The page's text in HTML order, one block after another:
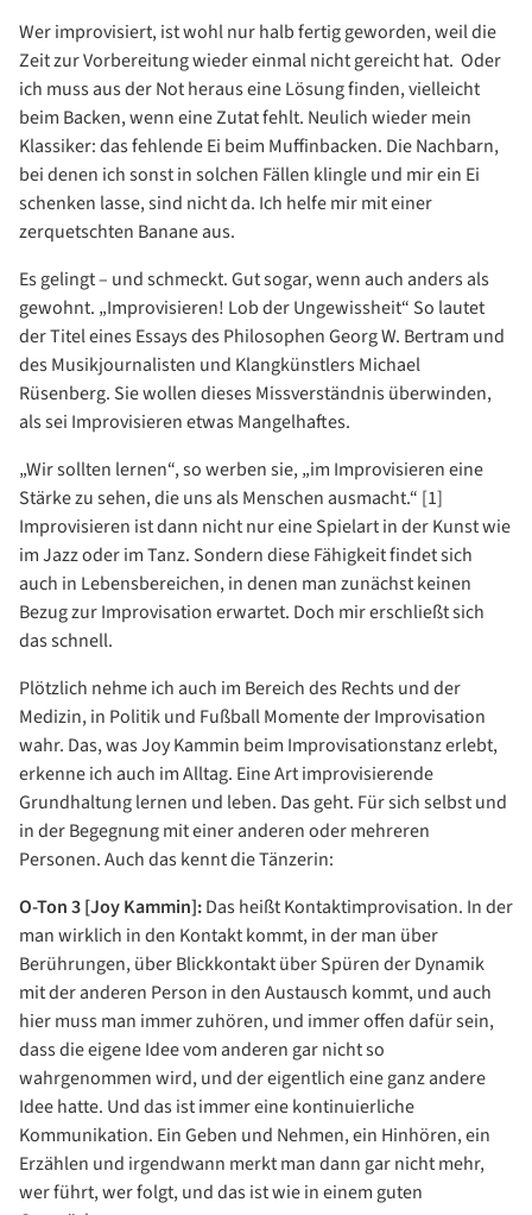
Wer improvisiert, ist wohl nur halb fertig geworden, weil die
Zeit zur Vorbereitung wieder einmal nicht gereicht hat. Oder
ich muss aus der Not heraus eine Lösung finden, vielleicht
beim Backen, wenn eine Zutat fehlt. Neulich wieder mein
Klassiker: das fehlende Ei beim Muffinbacken. Die Nachbarn,
bei denen ich sonst in solchen Fällen klingle und mir ein Ei
schenken lasse, sind nicht da. Ich helfe mir mit einer
zerquetschten Banane aus.
Es gelingt – und schmeckt. Gut sogar, wenn auch anders als
gewohnt. „Improvisieren! Lob der Ungewissheit“ So lautet
der Titel eines Essays des Philosophen Georg W. Bertram und
des Musikjournalisten und Klangkünstlers Michael
Rüsenberg. Sie wollen dieses Missverständnis überwinden,
als sei Improvisieren etwas Mangelhaftes.
„Wir sollten lernen“, so werben sie, „im Improvisieren eine
Stärke zu sehen, die uns als Menschen ausmacht.“ [1]
Improvisieren ist dann nicht nur eine Spielart in der Kunst wie
im Jazz oder im Tanz. Sondern diese Fähigkeit findet sich
auch in Lebensbereichen, in denen man zunächst keinen
Bezug zur Improvisation erwartet. Doch mir erschließt sich
das schnell.
Plötzlich nehme ich auch im Bereich des Rechts und der
Medizin, in Politik und Fußball Momente der Improvisation
wahr. Das, was Joy Kammin beim Improvisationstanz erlebt,
erkenne ich auch im Alltag. Eine Art improvisierende
Grundhaltung lernen und leben. Das geht. Für sich selbst und
in der Begegnung mit einer anderen oder mehreren
Personen. Auch das kennt die Tänzerin:
O-Ton 3 [Joy Kammin]:Das heißt Kontaktimprovisation. In der
man wirklich in den Kontakt kommt, in der man über
Berührungen, über Blickkontakt über Spüren der Dynamik
mit der anderen Person in den Austausch kommt, und auch
hier muss man immer zuhören, und immer offen dafür sein,
dass die eigene Idee vom anderen gar nicht so
wahrgenommen wird, und der eigentlich eine ganz andere
Idee hatte. Und das ist immer eine kontinuierliche
Kommunikation. Ein Geben und Nehmen, ein Hinhören, ein
Erzählen und irgendwann merkt man dann gar nicht mehr,
wer führt, wer folgt, und das ist wie in einem guten